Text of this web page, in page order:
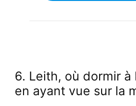
6. Leith, où dormir à
en ayant vue sur la